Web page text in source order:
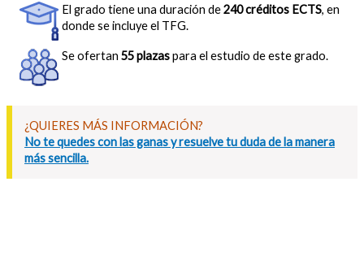
El grado tiene una duración de240 créditos ECTS, en
donde se incluye el TFG.
Se ofertan 55 plazaspara el estudio de este grado.
¿QUIERES MÁS INFORMACIÓN?
No te quedes con las ganas y resuelve tu duda de la manera
más sencilla.